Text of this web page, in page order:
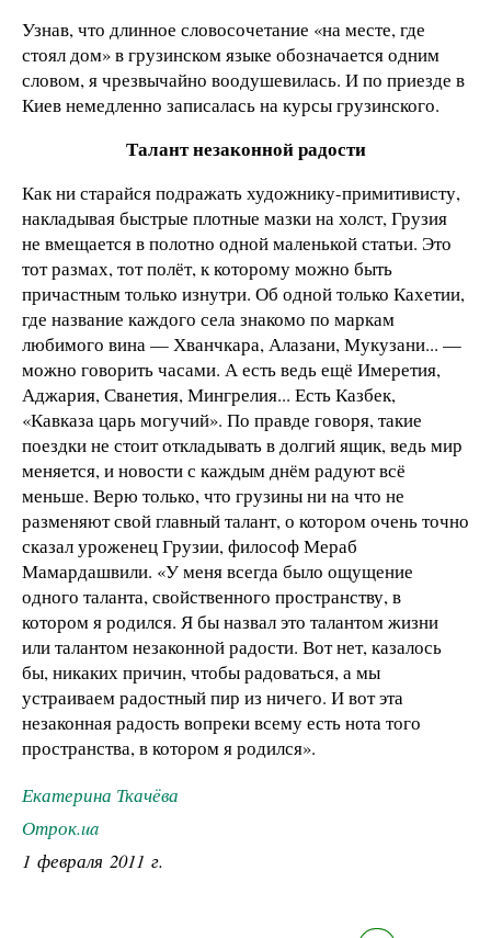
Узнав, что длинное словосочетание «на месте, где
стоял дом» в грузинском языке обозначается одним
словом, я чрезвычайно воодушевилась. И по приезде в
Киев немедленно записалась на курсы грузинского.
Талант незаконной радости
Как ни старайся подражать художнику-примитивисту,
накладывая быстрые плотные мазки на холст, Грузия
не вмещается в полотно одной маленькой статьи. Это
тот размах, тот полёт, к которому можно быть
причастным только изнутри. Об одной только Кахетии,
где название каждого села знакомо по маркам
любимого вина — Хванчкара, Алазани, Мукузани... —
можно говорить часами. А есть ведь ещё Имеретия,
Аджария, Сванетия, Мингрелия... Есть Казбек,
«Кавказа царь могучий». По правде говоря, такие
поездки не стоит откладывать в долгий ящик, ведь мир
меняется, и новости с каждым днём радуют всё
меньше. Верю только, что грузины ни на что не
разменяют свой главный талант, о котором очень точно
сказал уроженец Грузии, философ Мераб
Мамардашвили. «У меня всегда было ощущение
одного таланта, свойственного пространству, в
котором я родился. Я бы назвал это талантом жизни
или талантом незаконной радости. Вот нет, казалось
бы, никаких причин, чтобы радоваться, а мы
устраиваем радостный пир из ничего. И вот эта
незаконная радость вопреки всему есть нота того
пространства, в котором я родился».
Екатерина Ткачёва
Отрок.ua
1 февраля 2011 г.